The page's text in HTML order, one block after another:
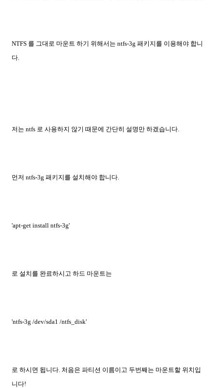
NTFS 를 그대로 마운트 하기 위해서는 ntfs-3g 패키지를 이용해야 합니
다.
저는 ntfs 로 사용하지 않기 때문에 간단히 설명만 하겠습니다.
먼저 ntfs-3g 패키지를 설치해야 합니다.
'apt-get install ntfs-3g'
로 설치를 완료하시고 하드 마운트는
'ntfs-3g /dev/sda1 /ntfs_disk'
로 하시면 됩니다. 처음은 파티션 이름이고 두번째는 마운트할 위치입
니다!